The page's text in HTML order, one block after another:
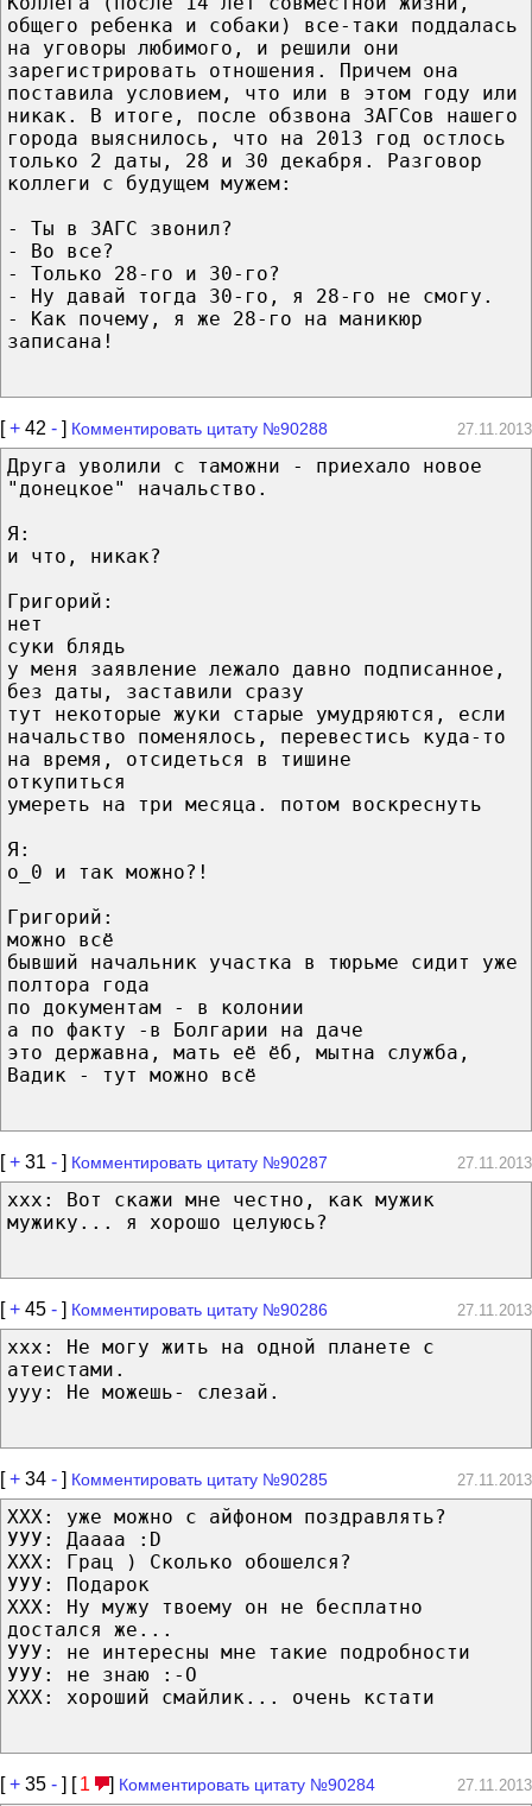
общего ребенка и собаки) все-таки поддалась
на уговоры любимого, и решили они
зарегистрировать отношения. Причем она
поставила условием, что или в этом году или
никак. В итоге, после обзвона ЗАГСов нашего
города выяснилось, что на 2013 год остлось
только 2 даты, 28 и 30 декабря. Разговор
коллеги с будущем мужем:
- Ты в ЗАГС звонил?
- Во все?
- Только 28-го и 30-го?
- Ну давай тогда 30-го, я 28-го не смогу.
- Как почему, я же 28-го на маникюр
записана!
[+ 42 - ] Комментировать цитату №90288 27.11.2013
Друга уволили с таможни - приехало новое
"донецкое" начальство.
Я:
и что, никак?
Григорий:
нет
суки блядь
у меня заявление лежало давно подписанное,
без даты, заставили сразу
тут некоторые жуки старые умудряются, если
начальство поменялось, перевестись куда-то
на время, отсидеться в тишине
откупиться
умереть на три месяца. потом воскреснуть
Я:
о_0 и так можно?!
Григорий:
можно всё
бывший начальник участка в тюрьме сидит уже
полтора года
по документам - в колонии
а по факту -в Болгарии на даче
это державна, мать её ёб, мытна служба,
Вадик - тут можно всё
[+ 31 - ] Комментировать цитату №90287 27.11.2013
xxx: Вот скажи мне честно, как мужик
мужику... я хорошо целуюсь?
[+ 45 - ] Комментировать цитату №90286 27.11.2013
xxx: Не могу жить на одной планете с
атеистами.
yyy: Не можешь- слезай.
[+ 34 - ] Комментировать цитату №90285 27.11.2013
ХХХ: уже можно с айфоном поздравлять?
УУУ: Даааа :D
ХХХ: Грац ) Сколько обошелся?
УУУ: Подарок
ХХХ: Ну мужу твоему он не бесплатно
достался же...
УУУ: не интересны мне такие подробности
УУУ: не знаю :-O
ХХХ: хороший смайлик... очень кстати
[+ 35 - ] [ 1 ] Комментировать цитату №90284 27.11.2013